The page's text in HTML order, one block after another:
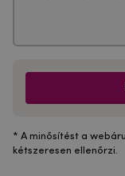
* A minősítést a
kétszeresen ellenőrzi.